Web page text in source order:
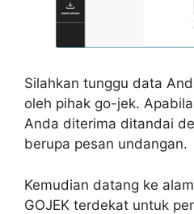
Silahkan tunggu data
oleh pihak go-jek.
Anda diterima ditandai
berupa pesan undangan.
Kemudian datang ke
GOJEK terdekat untuk